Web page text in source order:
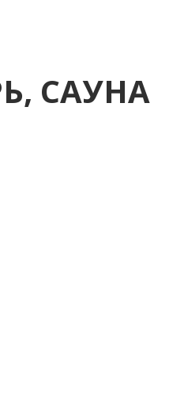
САУНА